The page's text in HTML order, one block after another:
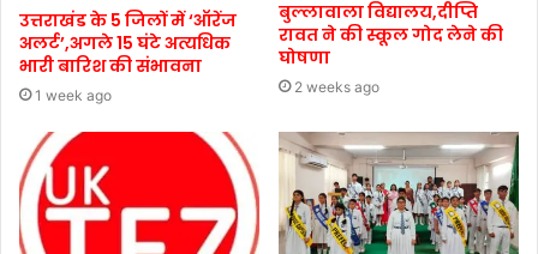
उत्तराखंड के 5 जिलों में ‘ऑरेंज
अलर्ट’,अगले 15 घंटे अत्यधिक
भारी बारिश की संभावना
1 week ago
बुल्लावाला विद्यालय,दीप्ति
रावत ने की स्कूल गोद लेने की
घोषणा
2 weeks ago